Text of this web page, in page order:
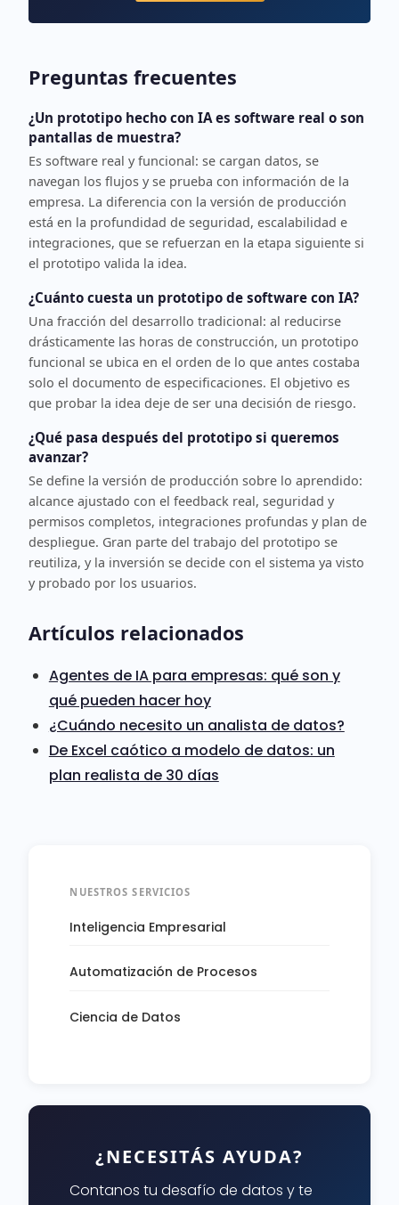
Preguntas frecuentes
¿Un prototipo hecho con IA es software real o son
pantallas de muestra?
Es software real y funcional: se cargan datos, se
navegan los flujos y se prueba con información de la
empresa. La diferencia con la versión de producción
está en la profundidad de seguridad, escalabilidad e
integraciones, que se refuerzan en la etapa siguiente si
el prototipo valida la idea.
¿Cuánto cuesta un prototipo de software con IA?
Una fracción del desarrollo tradicional: al reducirse
drásticamente las horas de construcción, un prototipo
funcional se ubica en el orden de lo que antes costaba
solo el documento de especificaciones. El objetivo es
que probar la idea deje de ser una decisión de riesgo.
¿Qué pasa después del prototipo si queremos
avanzar?
Se define la versión de producción sobre lo aprendido:
alcance ajustado con el feedback real, seguridad y
permisos completos, integraciones profundas y plan de
despliegue. Gran parte del trabajo del prototipo se
reutiliza, y la inversión se decide con el sistema ya visto
y probado por los usuarios.
Artículos relacionados
Agentes de IA para empresas: qué son y
qué pueden hacer hoy
¿Cuándo necesito un analista de datos?
De Excel caótico a modelo de datos: un
plan realista de 30 días
NUESTROS SERVICIOS
Inteligencia Empresarial
Automatización de Procesos
Ciencia de Datos
¿NECESITÁS AYUDA?
Contanos tu desafío de datos y te